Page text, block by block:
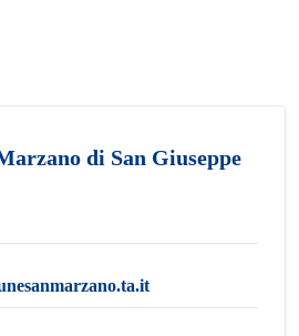
di San Giuseppe